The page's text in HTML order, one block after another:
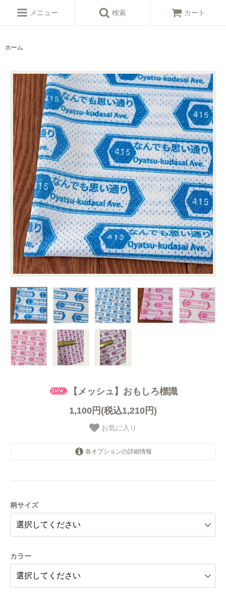
メニュー 検索 カート
ホーム
【メッシュ】おもしろ標識
1,100円(税込1,210円)
お気に入り
各オプションの詳細情報
柄サイズ
カラー